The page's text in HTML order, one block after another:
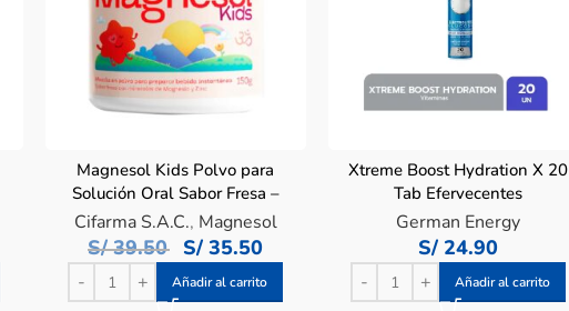
Magnesol Kids Polvo para
Solución Oral Sabor Fresa –
Pote 150 G
Cifarma S.A.C., Magnesol
S/39.50 S/ 35.50
Añadir al carrito
Xtreme Boost Hydration X 20
Tab Efervecentes
German Energy
S/ 24.90
Añadir al carrito